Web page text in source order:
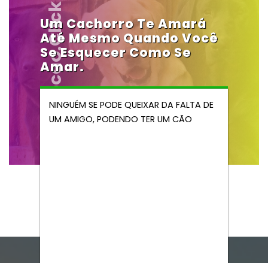
Vendocao.click
Um Cachorro Te Amará
Até Mesmo Quando Você
Se Esquecer Como Se
Amar.
NINGUÉM SE PODE QUEIXAR DA FALTA DE
UM AMIGO, PODENDO TER UM CÃO